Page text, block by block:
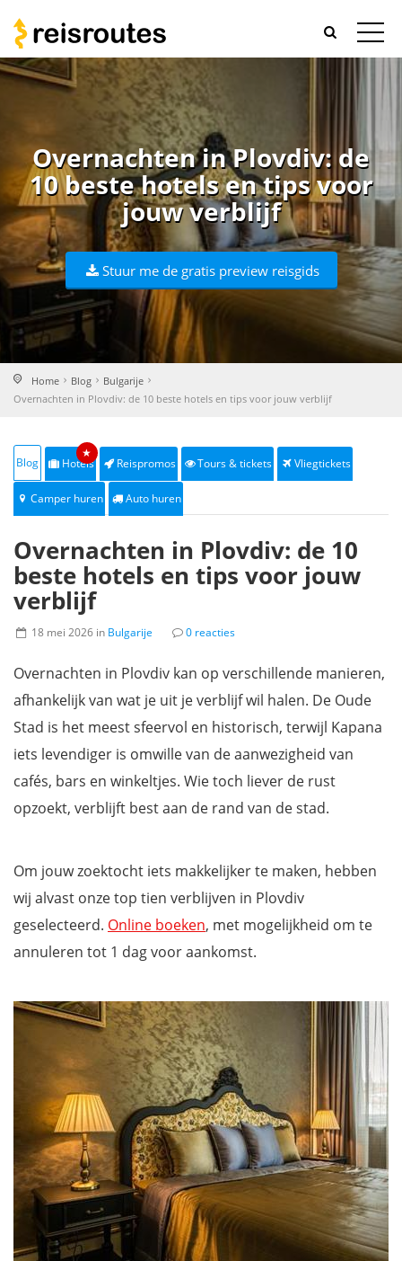
Overnachten in Plovdiv: de
10 beste hotels en tips voor
jouw verblijf
Stuur me de gratis preview reisgids
Home Blog
Bulgarije
Overnachten in Plovdiv: de 10 beste hotels en tips voor jouw verblijf
Blog Hotels
★
Reispromos Tours & tickets Vliegtickets
Camper huren Auto huren
Overnachten in Plovdiv: de 10
beste hotels en tips voor jouw
verblijf
18 mei 2026 in Bulgarije 0 reacties
Overnachten in Plovdiv kan op verschillende manieren,
afhankelijk van wat je uit je verblijf wil halen. De Oude
Stad is het meest sfeervol en historisch, terwijl Kapana
iets levendiger is omwille van de aanwezigheid van
cafés, bars en winkeltjes. Wie toch liever de rust
opzoekt, verblijft best aan de rand van de stad.
Om jouw zoektocht iets makkelijker te maken, hebben
wij alvast onze top tien verblijven in Plovdiv
geselecteerd. Online boeken, met mogelijkheid om te
annuleren tot 1 dag voor aankomst.